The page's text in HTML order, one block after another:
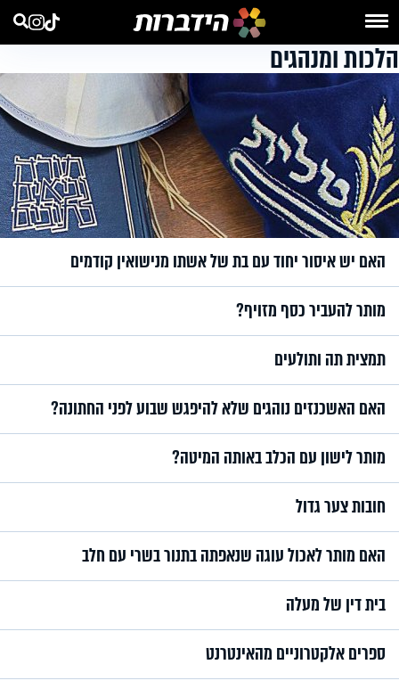
הלכות ומנהגים
האם יש איסור יחוד עם בת של אשתו מנישואין קודמים
מותר להעביר כסף מזויף?
תמצית תה ותולעים
האם האשכנזים נוהגים שלא להיפגש שבוע לפני החתונה?
מותר לישון עם הכלב באותה המיטה?
חובות צער גדול
האם מותר לאכול עוגה שנאפתה בתנור בשרי עם חלב
בית דין של מעלה
ספרים אלקטרוניים מהאינטרנט